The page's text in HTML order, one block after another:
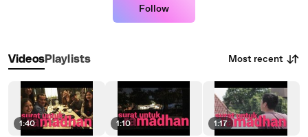
Follow
VideosPlaylists Most recent
1:40 1:10 1:17